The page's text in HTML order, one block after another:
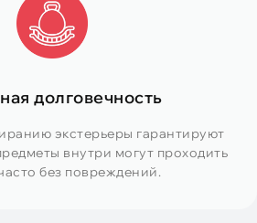
долговечность
экстерьеры гарантируют
внутри могут проходить
без повреждений.